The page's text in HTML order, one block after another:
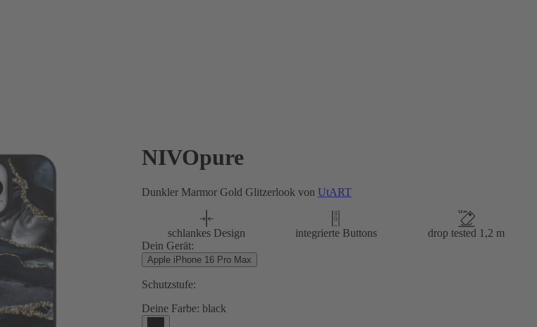
NIVOpure
Dunkler Marmor Gold Glitzerlook von UtART
schlankes Design integrierte Buttons
drop tested 1,2 m
Dein Gerät:
Apple iPhone 16 Pro Max
Schutzstufe:
Deine Farbe: black